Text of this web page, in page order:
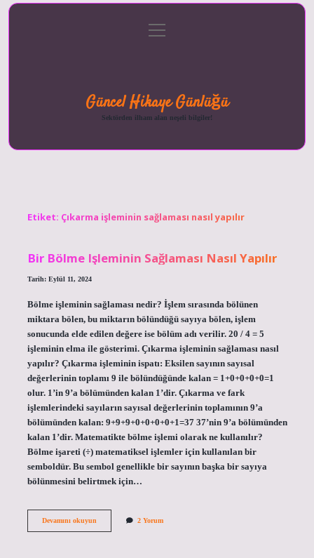
menüyü
aç
Güncel Hikaye Günlüğü
Sektörden ilham alan neşeli bilgiler!
Etiket: Çıkarma işleminin sağlaması nasıl yapılır
Bir Bölme Işleminin Sağlaması Nasıl Yapılır
Tarih: Eylül 11, 2024
Bölme işleminin sağlaması nedir? İşlem sırasında bölünen
miktara bölen, bu miktarın bölündüğü sayıya bölen, işlem
sonucunda elde edilen değere ise bölüm adı verilir. 20 / 4 = 5
işleminin elma ile gösterimi. Çıkarma işleminin sağlaması nasıl
yapılır? Çıkarma işleminin ispatı: Eksilen sayının sayısal
değerlerinin toplamı 9 ile bölündüğünde kalan = 1+0+0+0+0=1
olur. 1’in 9’a bölümünden kalan 1’dir. Çıkarma ve fark
işlemlerindeki sayıların sayısal değerlerinin toplamının 9’a
bölümünden kalan: 9+9+9+0+0+0+0+1=37 37’nin 9’a bölümünden
kalan 1’dir. Matematikte bölme işlemi olarak ne kullanılır?
Bölme işareti (÷) matematiksel işlemler için kullanılan bir
semboldür. Bu sembol genellikle bir sayının başka bir sayıya
bölünmesini belirtmek için…
Devamını okuyunBir
2 Yorum